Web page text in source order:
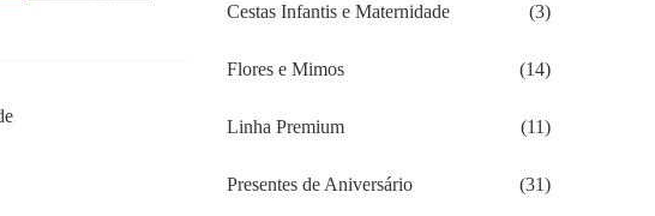
Cestas Infantis e Maternidade (3)
Flores e Mimos (14)
Linha Premium (11)
Presentes de Aniversário (31)